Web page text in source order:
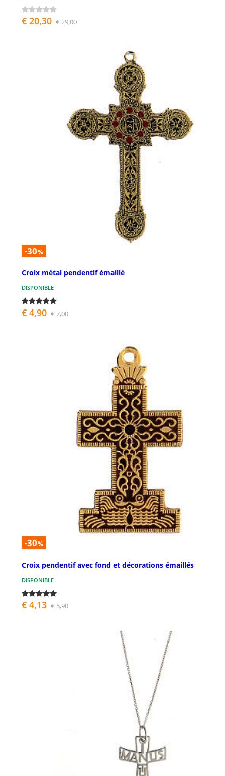
€ 20,30 € 29,00
-30%
Croix métal pendentif émaillé
DISPONIBLE
€ 4,90 € 7,00
-30%
Croix pendentif avec fond et décorations émaillés
DISPONIBLE
€ 4,13 € 5,90